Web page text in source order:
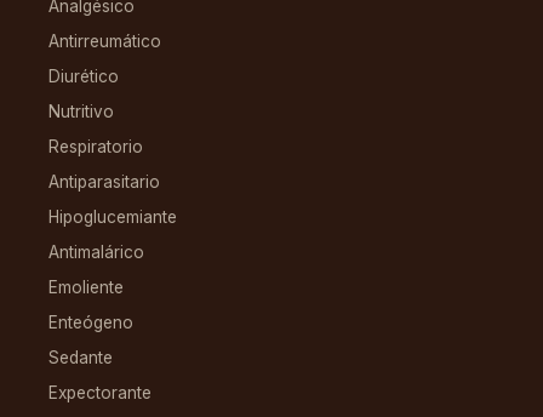
Analgésico
Antirreumático
Diurético
Nutritivo
Respiratorio
Antiparasitario
Hipoglucemiante
Antimalárico
Emoliente
Enteógeno
Sedante
Expectorante